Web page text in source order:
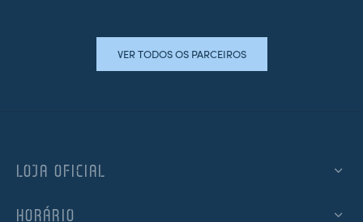
VER TODOS OS PARCEIROS
LOJA OFICIAL
HORÁRIO